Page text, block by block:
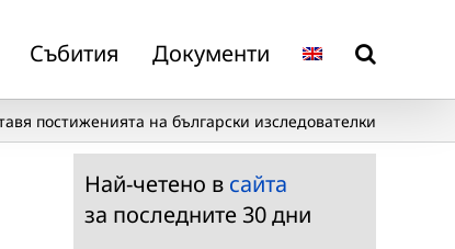
Събития Документи
постиженията на български изследователки
Най-четено в сайта
за последните 30 дни